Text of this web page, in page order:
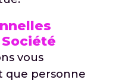
vous
que personne